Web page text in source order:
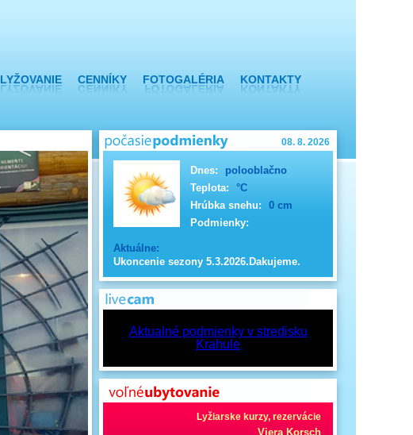
LYŽOVANIE CENNÍKY FOTOGALÉRIA KONTAKTY
08. 8. 2026
Dnes:
polooblačno
Teplota:
°C
Hrúbka snehu:
0 cm
Podmienky:
Aktuálne:
Ukoncenie sezony 5.3.2026.Dakujeme.
Aktualné podmienky v stredisku
Krahule
Lyžiarske kurzy, rezervácie
Viera Korsch